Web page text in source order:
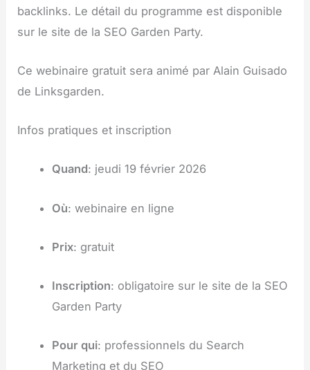
backlinks. Le détail du programme est disponible
sur le site de la SEO Garden Party.
Ce webinaire gratuit sera animé par Alain Guisado
de Linksgarden.
Infos pratiques et inscription
Quand: jeudi 19 février 2026
Où: webinaire en ligne
Prix: gratuit
Inscription: obligatoire sur le site de la SEO
Garden Party
Pour qui: professionnels du Search
Marketing et du SEO